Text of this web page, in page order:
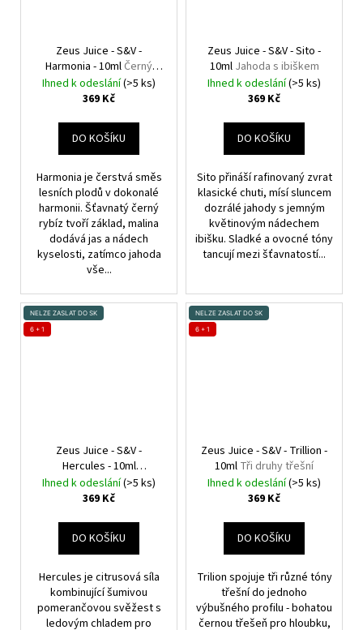
Zeus Juice - S&V -
Harmonia - 10ml Černý
rybíz s malinou a jahodami
Ihned k odeslání(>5 ks)
369 Kč
DO KOŠÍKU
Harmonia je čerstvá směs
lesních plodů v dokonalé
harmonii. Šťavnatý černý
rybíz tvoří základ, malina
dodává jas a nádech
kyselosti, zatímco jahoda
vše...
Zeus Juice - S&V - Sito -
10ml Jahoda s ibiškem
Ihned k odeslání(>5 ks)
369 Kč
DO KOŠÍKU
Sito přináší rafinovaný zvrat
klasické chuti, mísí sluncem
dozrálé jahody s jemným
květinovým nádechem
ibišku. Sladké a ovocné tóny
tancují mezi šťavnatostí...
NELZE ZASLAT DO SK
6 + 1
Zeus Juice - S&V -
Hercules - 10ml
Vychlazený pomeranč
Ihned k odeslání(>5 ks)
369 Kč
DO KOŠÍKU
Hercules je citrusová síla
kombinující šumivou
pomerančovou svěžest s
ledovým chladem pro
NELZE ZASLAT DO SK
6 + 1
Zeus Juice - S&V - Trillion -
10ml Tři druhy třešní
Ihned k odeslání(>5 ks)
369 Kč
DO KOŠÍKU
Trilion spojuje tři různé tóny
třešní do jednoho
výbušného profilu - bohatou
černou třešeň pro hloubku,